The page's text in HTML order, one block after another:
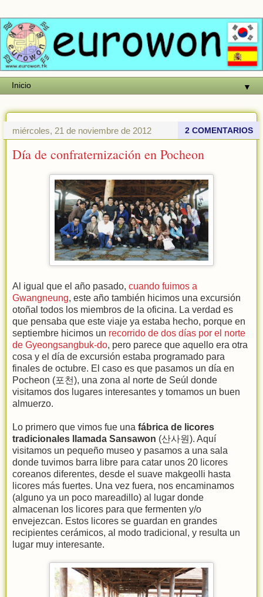
▼
miércoles, 21 de noviembre de 2012 2 COMENTARIOS
Día de confraternización en Pocheon
Al igual que el año pasado, cuando fuimos a
Gwangneung, este año también hicimos una excursión
otoñal todos los miembros de la oficina. La verdad es
que pensaba que este viaje ya estaba hecho, porque en
septiembre hicimos un recorrido de dos días por el norte
de Gyeongsangbuk-do, pero parece que aquello era otra
cosa y el día de excursión estaba programado para
finales de octubre. El caso es que pasamos un día en
Pocheon (포천), una zona al norte de Seúl donde
visitamos dos lugares interesantes y tomamos un buen
almuerzo.
Lo primero que vimos fue una fábrica de licores
tradicionales llamada Sansawon (산사원). Aquí
visitamos un pequeño museo y pasamos a una sala
donde tuvimos barra libre para catar unos 20 licores
coreanos diferentes, desde el suave makgeolli hasta
licores más fuertes. Una vez fuera, nos encaminamos
(alguno ya un poco mareadillo) al lugar donde
almacenan los licores para que fermenten y/o
envejezcan. Estos licores se guardan en grandes
recipientes cerámicos, al modo tradicional, y resulta un
lugar muy interesante.